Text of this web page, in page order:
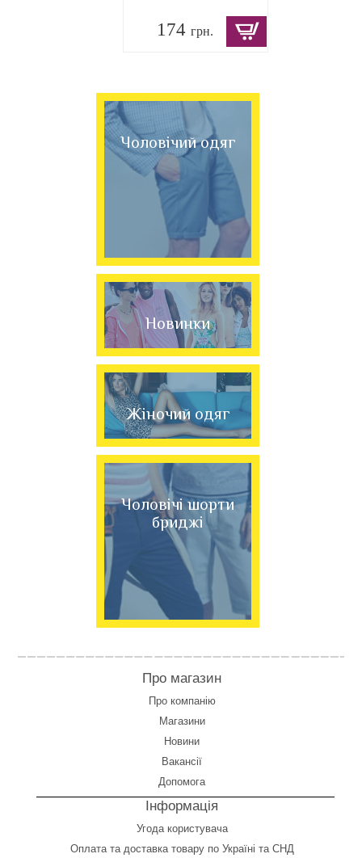
174 грн.
Чоловічий одяг
Новинки
Жіночий одяг
Чоловічі шорти
бриджі
Про магазин
Про компанію
Магазини
Новини
Вакансії
Допомога
Інформація
Угода користувача
Оплата та доставка товару по Україні та СНД